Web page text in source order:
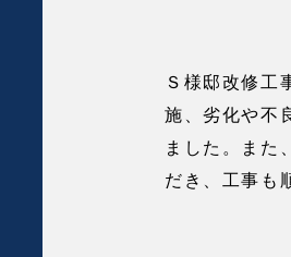
Ｓ様邸改修工
施、劣化や不
ました。また
だき、工事も